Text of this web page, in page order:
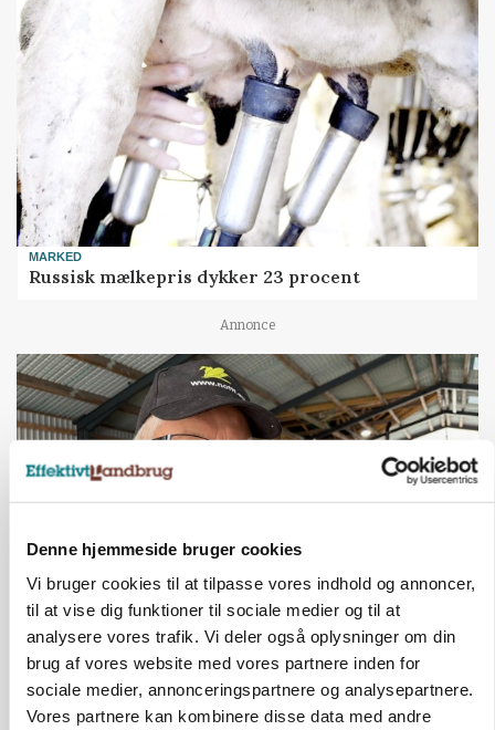
Denne hjemmeside bruger cookies
Vi bruger cookies til at tilpasse vores indhold og annoncer,
til at vise dig funktioner til sociale medier og til at
analysere vores trafik. Vi deler også oplysninger om din
brug af vores website med vores partnere inden for
sociale medier, annonceringspartnere og analysepartnere.
Vores partnere kan kombinere disse data med andre
MARKED
Russisk mælkepris dykker 23 procent
Annonce
»Nu stopper I«: Landbrugsdebattør og
protestgruppe vil demonstrere mod ny
gødskningslov